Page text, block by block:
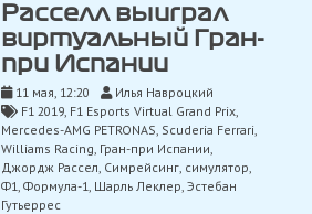
Расселл выиграл
виртуальный Гран-
при Испании
11 мая, 12:20
Илья Навроцкий
F1 2019, F1 Esports Virtual Grand Prix,
Mercedes-AMG PETRONAS Scuderia Ferrari
Williams Racing Гран-при Испании
Джордж Рассел Симрейсинг, симулятор
Ф1 Формула-1 Шарль Леклер Эстебан
Гутьеррес